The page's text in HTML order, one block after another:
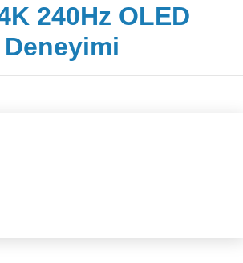
240Hz OLED